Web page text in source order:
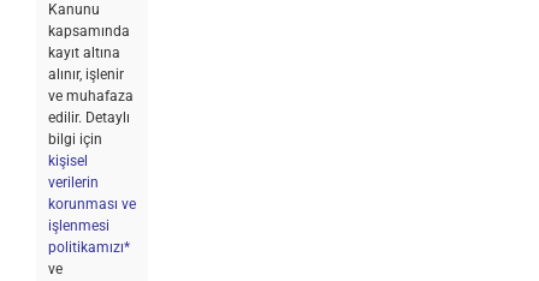
Kanunu
kapsamında
kayıt altına
alınır, işlenir
ve muhafaza
edilir. Detaylı
bilgi için
kişisel
verilerin
korunması ve
işlenmesi
politikamızı*
ve